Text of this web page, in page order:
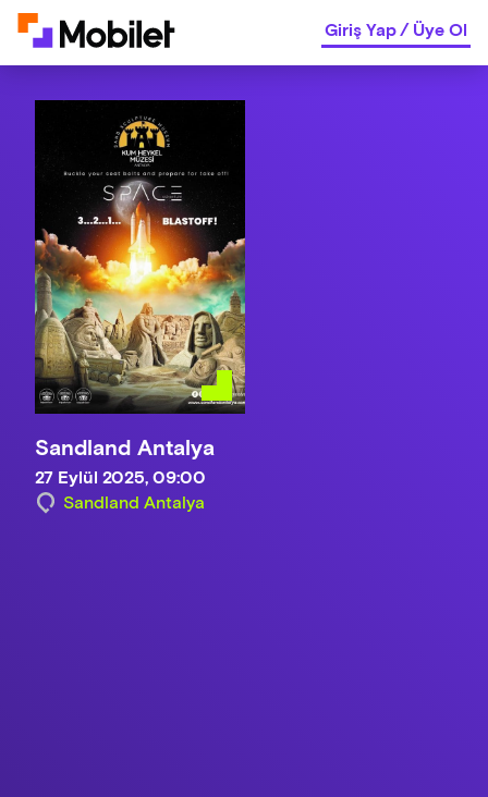
Giriş Yap/Üye Ol
Sandland Antalya
27 Eylül 2025, 09:00
Sandland Antalya